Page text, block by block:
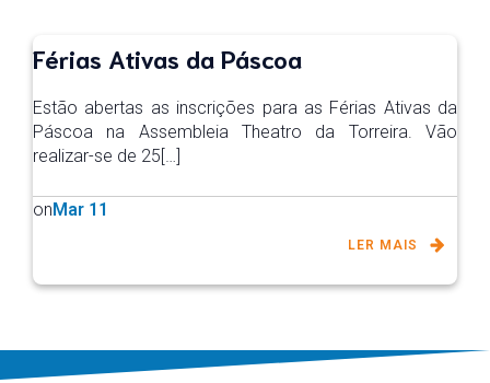
Férias Ativas da Páscoa
Estão abertas as inscrições para as Férias Ativas da
Páscoa na Assembleia Theatro da Torreira. Vão
realizar-se de 25[…]
onMar 11
LER MAIS